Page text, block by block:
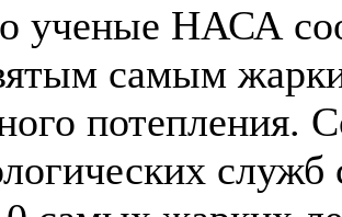
ученые НАСА
самым
потепления.
служб